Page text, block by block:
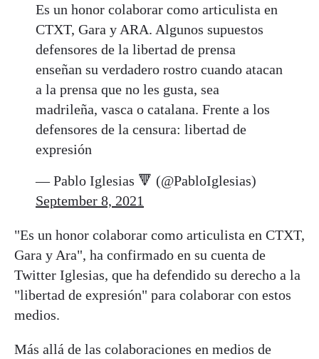
Es un honor colaborar como articulista en
CTXT, Gara y ARA. Algunos supuestos
defensores de la libertad de prensa
enseñan su verdadero rostro cuando atacan
a la prensa que no les gusta, sea
madrileña, vasca o catalana. Frente a los
defensores de la censura: libertad de
expresión
— Pablo Iglesias 🔻 (@PabloIglesias)
September 8, 2021
"Es un honor colaborar como articulista en CTXT,
Gara y Ara", ha confirmado en su cuenta de
Twitter Iglesias, que ha defendido su derecho a la
"libertad de expresión" para colaborar con estos
medios.
Más allá de las colaboraciones en medios de